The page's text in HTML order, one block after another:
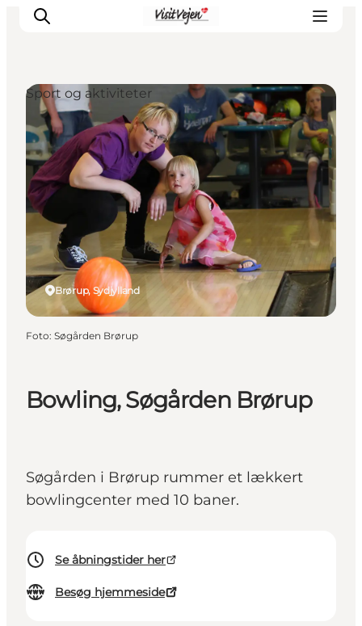
Spise
Sove
Natur
Se og oplev
Byer
Events
Udforsk
Bowling, Søgården Brørup
Søgården i Brørup rummer et lækkert
bowlingcenter med 10 baner.
Se åbningstider her
Besøg hjemmeside
Brørup, Sydjylland
Sport og aktiviteter
Foto: Søgården Brørup